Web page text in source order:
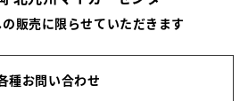
販売に限らせていただきます
種お問い合わせ